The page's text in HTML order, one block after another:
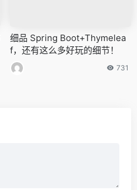
细品 Spring Boot+Thymelea
f，还有这么多好玩的细节！
731